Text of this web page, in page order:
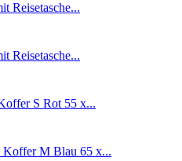
Reisetasche...
Reisetasche...
S Rot 55 x...
Koffer M Blau 65 x...